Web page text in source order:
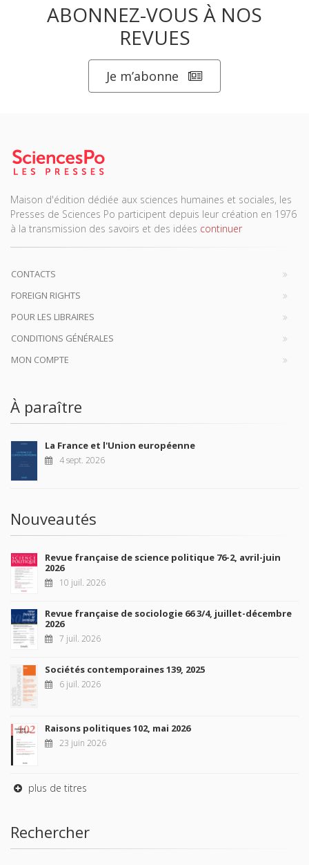
ABONNEZ-VOUS À NOS
REVUES
Je m’abonne
Maison d'édition dédiée aux sciences humaines et sociales, les
Presses de Sciences Po participent depuis leur création en 1976
à la transmission des savoirs et des idées continuer
CONTACTS
FOREIGN RIGHTS
POUR LES LIBRAIRES
CONDITIONS GÉNÉRALES
MON COMPTE
À paraître
La France et l'Union européenne
4 sept. 2026
Nouveautés
Revue française de science politique 76-2, avril-juin
2026
10 juil. 2026
Revue française de sociologie 66 3/4, juillet-décembre
2026
7 juil. 2026
Sociétés contemporaines 139, 2025
6 juil. 2026
Raisons politiques 102, mai 2026
23 juin 2026
plus de titres
Rechercher